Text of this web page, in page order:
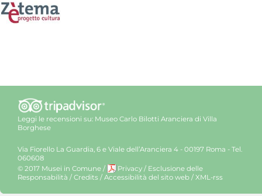
Leggi le recensioni su: Museo Carlo Bilotti Aranciera di Villa
Borghese
Via Fiorello La Guardia, 6 e Viale dell’Aranciera 4 - 00197 Roma - Tel.
060608
© 2017 Musei in Comune / Privacy / Esclusione delle
Responsabilità / Credits / Accessibilità del sito web / XML-rss